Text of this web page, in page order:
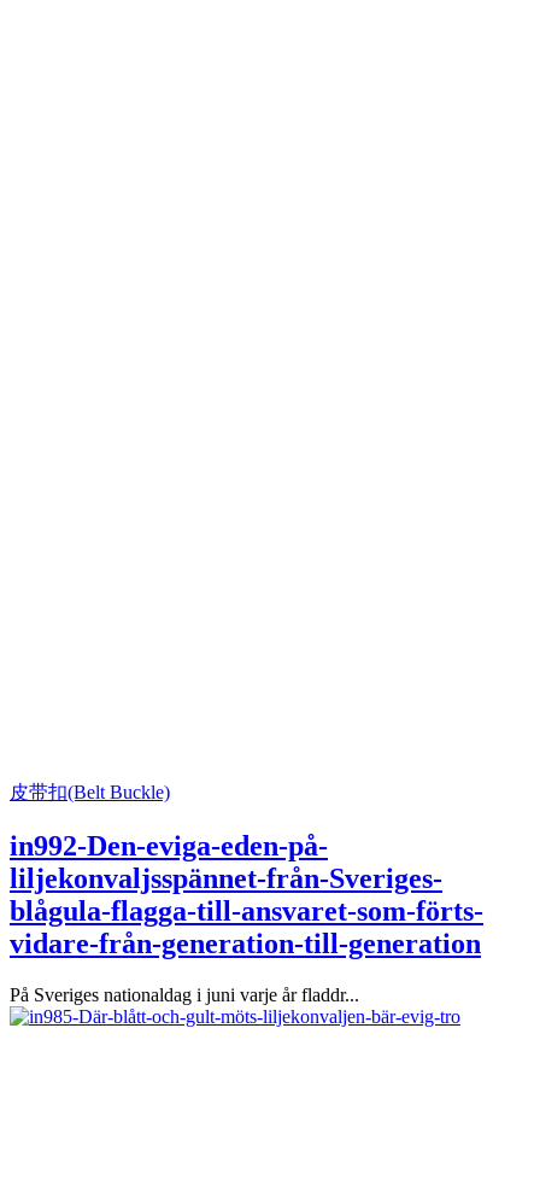
皮带扣(Belt Buckle)
in992-Den-eviga-eden-på-
liljekonvaljsspännet-från-Sveriges-
blågula-flagga-till-ansvaret-som-förts-
vidare-från-generation-till-generation
På Sveriges nationaldag i juni varje år fladdr...